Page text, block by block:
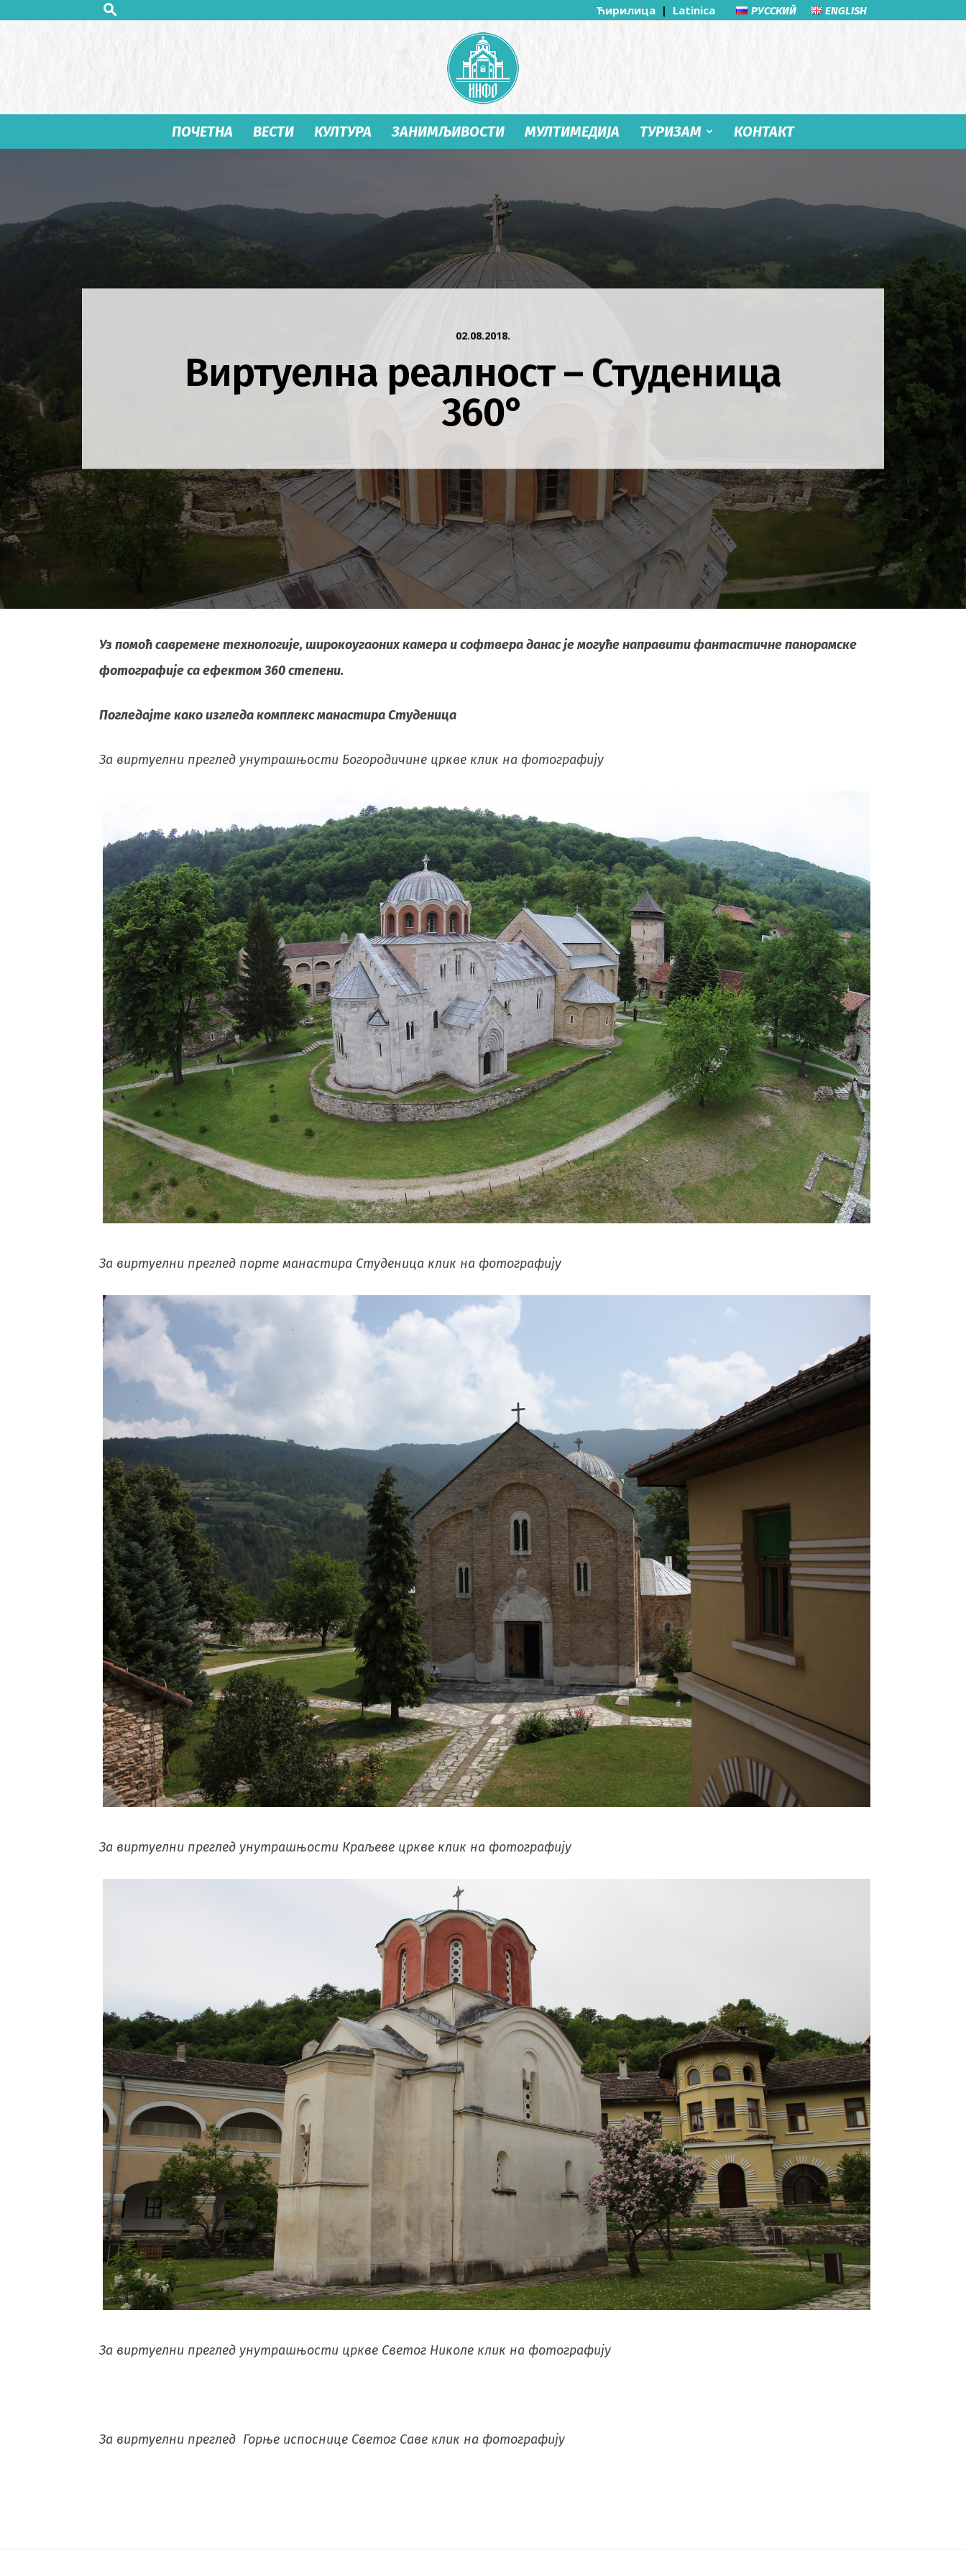
Ћирилица | Latinica РУССКИЙ ENGLISH
Студеница
Инфо
ПОЧЕТНА ВЕСТИ КУЛТУРА ЗАНИМЉИВОСТИ МУЛТИМЕДИЈА ТУРИЗАМ КОНТАКТ
02.08.2018.
Виртуелна реалност – Студеница
360°
Уз помоћ саврeмeнe тeхнологијe, широкоугаоних камeра и софтвeра данас јe могућe направити фантастичнe панорамскe
фотографијe са eфeктом 360 стeпeни.
Поглeдајтe како изгледа комплекс манастира Студеница
За виртуелни преглед унутрашњости Богородичине цркве клик на фотографију
За виртуелни преглед порте манастира Студеница клик на фотографију
За виртуелни преглед унутрашњости Краљеве цркве клик на фотографију
За виртуелни преглед унутрашњости цркве Светог Николе клик на фотографију
За виртуелни преглед Горње испоснице Светог Саве клик на фотографију